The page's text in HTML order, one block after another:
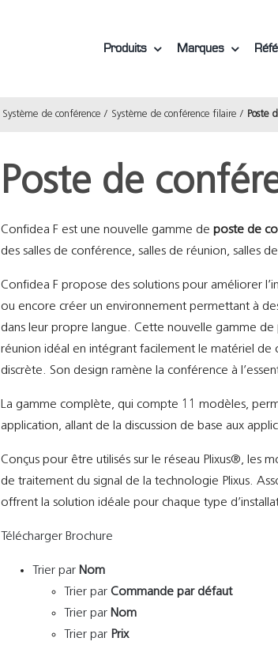
Produits Marques
Système de conférence Système de conférence filaire Poste
Poste de
Confidea F est une nouvelle gamme de poste de
des salles de conférence, salles de réunion, salles
Confidea F propose des solutions pour améliorer
ou encore créer un environnement permettant à
dans leur propre langue. Cette nouvelle gamme de
réunion idéal en intégrant facilement le matériel
discrète. Son design ramène la conférence à
La gamme complète, qui compte 11 modèles,
application, allant de la discussion de base aux
Conçus pour être utilisés sur le réseau Plixus®, les
de traitement du signal de la technologie Plixus.
offrent la solution idéale pour chaque type
Télécharger Brochure
Trier parNom
Trier parCommande par défaut
Trier parNom
Trier par Prix